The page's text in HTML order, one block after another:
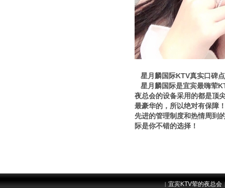
星月麟国际KTV真实口碑
星月麟国际是宜宾最嗨荤
夜总会的设备采用的都是顶
最豪华的，所以绝对有保障
先进的管理制度和热情周到
际是你不错的选择！
|宜宾KTV荤的夜总会